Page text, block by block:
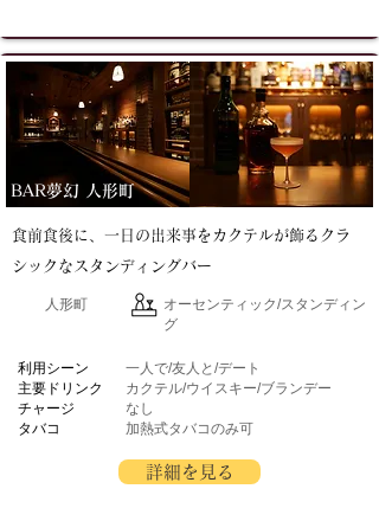
BAR夢幻 人形町
食前食後に、一日の出来事をカクテルが飾るクラ
シックなスタンディングバー
人形町
オーセンティック/スタンディン
グ
​利用シーン
主要ドリンク
チャージ
タバコ
一人で/友人と/デート
カクテル/ウイスキー/ブランデー
なし
加熱式タバコのみ可
詳細を見る